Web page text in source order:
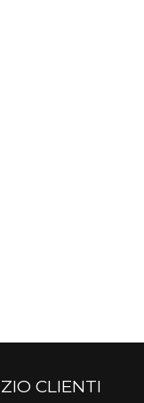
CLIENTI